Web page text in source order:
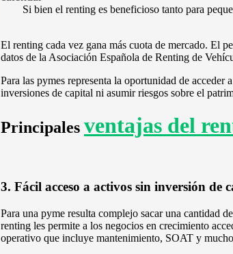
Si bien el renting es beneficioso tanto para
El renting cada vez gana más cuota de mercado. El
datos de la Asociación Española de Renting de
Para las pymes representa la oportunidad de
inversiones de capital ni asumir riesgos sobre el
Principales ventajas del
3. Fácil acceso a activos sin inversión de
Para una pyme resulta complejo sacar una cantidad
renting les permite a los negocios en crecimiento
operativo que incluye mantenimiento, SOAT y